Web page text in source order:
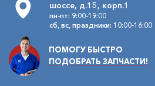
шоссе, д.15, корп.1
пн-пт: 9:00-19:00
сб, вс, праздники: 10:00-16:00
ПОМОГУ БЫСТРО
ПОДОБРАТЬ ЗАПЧАСТИ!